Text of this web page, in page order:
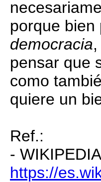
porque bien
democracia
pensar que
como
quiere un
Ref.:
-
https://